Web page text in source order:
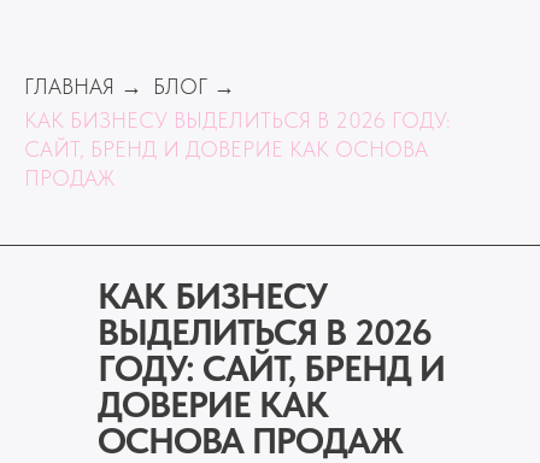
ГЛАВНАЯ → БЛОГ →
КАК БИЗНЕСУ ВЫДЕЛИТЬСЯ В 2026 ГОДУ:
САЙТ, БРЕНД И ДОВЕРИЕ КАК ОСНОВА
ПРОДАЖ
КАК БИЗНЕСУ
ВЫДЕЛИТЬСЯ В 2026
ГОДУ: САЙТ, БРЕНД И
ДОВЕРИЕ КАК
ОСНОВА ПРОДАЖ